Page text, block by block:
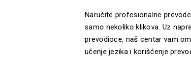
Naručite profesionalne
samo nekoliko klikova. Uz
prevodioce, naš centar vam
učenje jezika i korišćenje